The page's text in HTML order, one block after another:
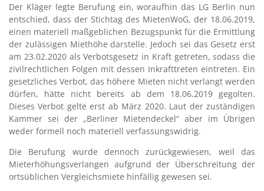
Der Kläger legte Berufung ein, woraufhin das LG Berlin nun
entschied, dass der Stichtag des MietenWoG, der 18.06.2019,
einen materiell maßgeblichen Bezugspunkt für die Ermittlung
der zulässigen Miethöhe darstelle. Jedoch sei das Gesetz erst
am 23.02.2020 als Verbotsgesetz in Kraft getreten, sodass die
zivilrechtlichen Folgen mit dessen Inkrafttreten eintreten. Ein
gesetzliches Verbot, das höhere Mieten nicht verlangt werden
dürfen, hätte nicht bereits ab dem 18.06.2019 gegolten.
Dieses Verbot gelte erst ab März 2020. Laut der zuständigen
Kammer sei der „Berliner Mietendeckel“ aber im Übrigen
weder formell noch materiell verfassungswidrig.
Die Berufung wurde dennoch zurückgewiesen, weil das
Mieterhöhungsverlangen aufgrund der Überschreitung der
ortsüblichen Vergleichsmiete hinfällig gewesen sei.